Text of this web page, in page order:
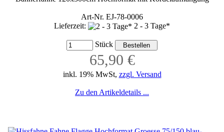
Art-Nr. EJ-78-0006
Lieferzeit:
2 - 3 Tage*
Stück
65,90 €
inkl. 19% MwSt, zzgl. Versand
Zu den Artikeldetails ...